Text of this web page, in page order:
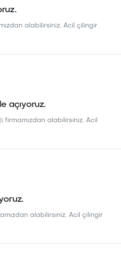
alabilirsiniz. Acil çilingir
açıyoruz.
firmamızdan alabilirsiniz. Acil
alabilirsiniz. Acil çilingir